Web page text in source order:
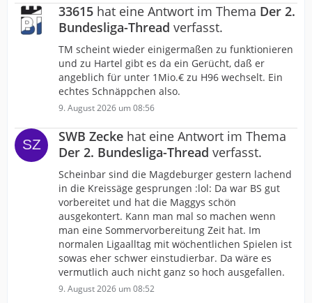
33615 hat eine Antwort im Thema Der 2.
Bundesliga-Thread verfasst.
TM scheint wieder einigermaßen zu funktionieren
und zu Hartel gibt es da ein Gerücht, daß er
angeblich für unter 1Mio.€ zu H96 wechselt. Ein
echtes Schnäppchen also.
9. August 2026 um 08:56
SWB Zecke hat eine Antwort im Thema
Der 2. Bundesliga-Thread verfasst.
Scheinbar sind die Magdeburger gestern lachend
in die Kreissäge gesprungen :lol: Da war BS gut
vorbereitet und hat die Maggys schön
ausgekontert. Kann man mal so machen wenn
man eine Sommervorbereitung Zeit hat. Im
normalen Ligaalltag mit wöchentlichen Spielen ist
sowas eher schwer einstudierbar. Da wäre es
vermutlich auch nicht ganz so hoch ausgefallen.
9. August 2026 um 08:52